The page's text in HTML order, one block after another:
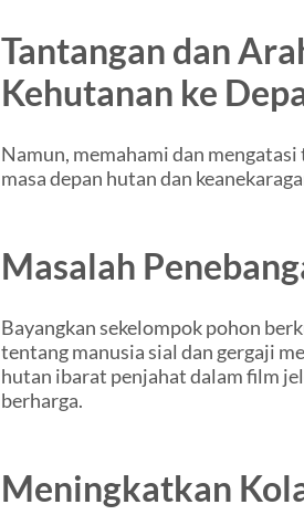
Tantangan dan
Kehutanan ke
Namun, memahami dan
masa depan hutan dan
Masalah
Bayangkan sekelompok pohon
tentang manusia sial dan gergaji
hutan ibarat penjahat dalam film
berharga.
Meningkatkan